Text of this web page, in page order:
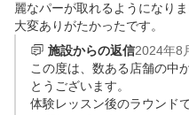
麗なパーが取れるようになりま
大変ありがたかったです。
施設からの返信2024年8
この度は、数ある店舗の中
とうございます。
体験レッスン後のラウンド